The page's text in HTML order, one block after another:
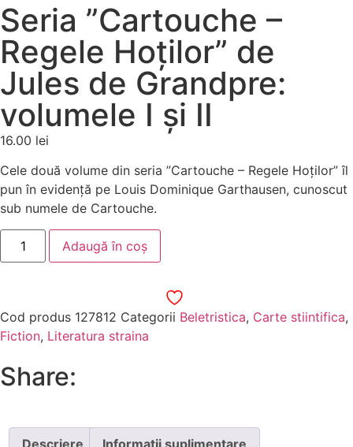
Seria ”Cartouche –
Regele Hoților” de
Jules de Grandpre:
volumele I și II
16.00 lei
Cele două volume din seria ”Cartouche – Regele Hoților” îl
pun în evidență pe Louis Dominique Garthausen, cunoscut
sub numele de Cartouche.
Adaugă în coș
Cod produs 127812 Categorii Beletristica, Carte stiintifica,
Fiction, Literatura straina
Share:
Descriere Informații suplimentare